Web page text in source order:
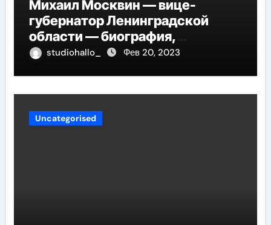
Михаил Москвин — вице-
губернатор Ленинградской
области — биография,
достижения и вклад в развитие
studiohallo_ Фев 20, 2023
Uncategorised